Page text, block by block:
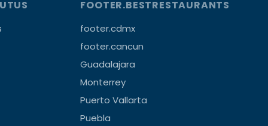
FOOTER.BESTRESTAURANTS
footer.cdmx
footer.cancun
Guadalajara
Monterrey
Puerto Vallarta
Puebla